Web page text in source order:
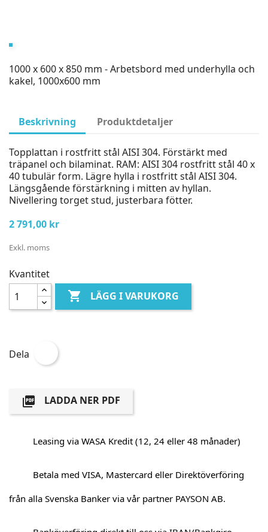
1000 x 600 x 850 mm - Arbetsbord med underhylla och
kakel, 1000x600 mm
Beskrivning Produktdetaljer
Topplattan i rostfritt stål AISI 304. Förstärkt med
träpanel och bilaminat. RAM: AISI 304 rostfritt stål 40 x
40 tubulär form. Lägre hylla i rostfritt stål AISI 304.
Längsgående förstärkning i mitten av hyllan.
Nivellering torget stud, justerbara fötter.
2 791,00 kr
Exkl. moms
Kvantitet
 LÄGG I VARUKORG
Dela
 LADDA NER PDF
Leasing via WASA Kredit (12, 24 eller 48 månader)
Betala med VISA, Mastercard eller Direktöverföring
från alla Svenska Banker via vår partner PAYSON AB.